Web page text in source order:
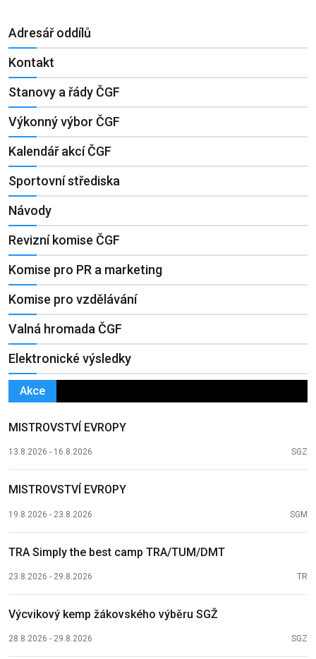
Adresář oddílů
Kontakt
Stanovy a řády ČGF
Výkonný výbor ČGF
Kalendář akcí ČGF
Sportovní střediska
Návody
Revizní komise ČGF
Komise pro PR a marketing
Komise pro vzdělávání
Valná hromada ČGF
Elektronické výsledky
Akce
MISTROVSTVÍ EVROPY
13.8.2026 - 16.8.2026 SGZ
MISTROVSTVÍ EVROPY
19.8.2026 - 23.8.2026 SGM
TRA Simply the best camp TRA/TUM/DMT
23.8.2026 - 29.8.2026 TR
Výcvikový kemp žákovského výběru SGŽ
28.8.2026 - 29.8.2026 SGZ